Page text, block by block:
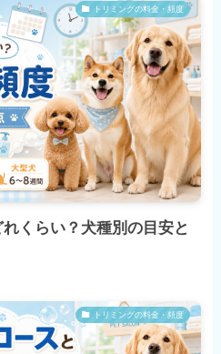
トリミングの料金・頻度
くらい？犬種別の目安と
トリミングの料金・頻度